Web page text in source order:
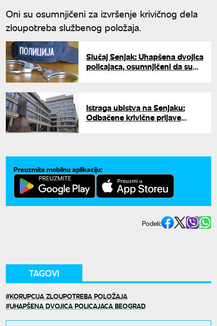
Oni su osumnjičeni za izvršenje krivičnog dela
zloupotreba službenog položaja.
Slučaj Senjak: Uhapšena dvojica
policajaca, osumnjičeni da su
Istraga ubistva na Senjaku:
Odbačene krivične prijave
Preuzmite mobilnu aplikaciju:
Podeli:
TAGOVI
KORUPCIJA ZLOUPOTREBA POLOŽAJA
UHAPŠENA DVOJICA POLICAJACA BEOGRAD